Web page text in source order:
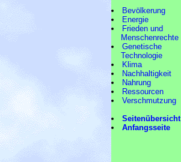
Bevölkerung
Energie
Frieden und
Menschenrechte
Genetische
Technologie
Klima
Nachhaltigkeit
Nahrung
Ressourcen
Verschmutzung
Seitenübersicht
Anfangsseite